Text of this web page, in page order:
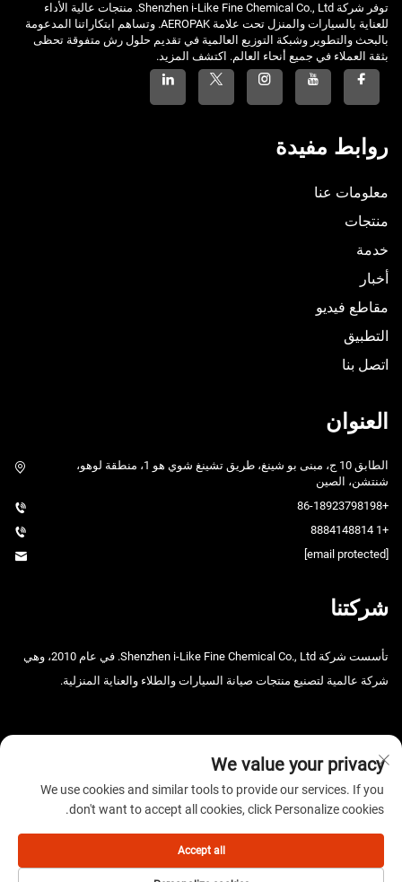
توفر شركة Shenzhen i-Like Fine Chemical Co., Ltd. منتجات عالية الأداء
للعناية بالسيارات والمنزل تحت علامة AEROPAK. وتساهم ابتكاراتنا المدعومة
بالبحث والتطوير وشبكة التوزيع العالمية في تقديم حلول رش متفوقة تحظى
بثقة العملاء في جميع أنحاء العالم. اكتشف المزيد.
روابط مفيدة
معلومات عنا
منتجات
خدمة
أخبار
مقاطع فيديو
التطبيق
اتصل بنا
العنوان
الطابق 10 ج، مبنى بو شينغ، طريق تشينغ شوي هو 1، منطقة لوهو،
شنتشن، الصين
+86-18923798198
+1 8884148814
شركتنا
تأسست شركة Shenzhen i-Like Fine Chemical Co., Ltd. في عام 2010، وهي
شركة عالمية لتصنيع منتجات صيانة السيارات والطلاء والعناية المنزلية.
حقوق الطبع والنشر © 2025 شركة شنتشن آي-لايك للصناعات الكيميائية
We value your privacy
We use cookies and similar tools to provide our services. If you
don't want to accept all cookies, click Personalize cookies.
Accept all